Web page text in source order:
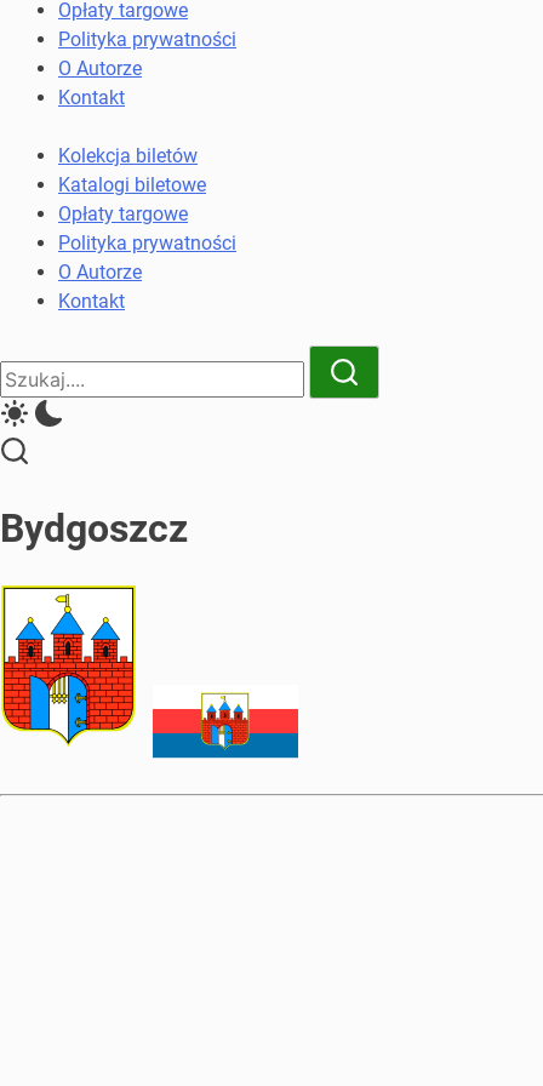
komunikacji
miejskiej
kolejowych
Opłaty targowe
Polityka prywatności
O Autorze
Kontakt
Kolekcja biletów
Katalogi biletowe
Opłaty targowe
Polityka prywatności
O Autorze
Kontakt
Close
Search
Search
Bydgoszcz